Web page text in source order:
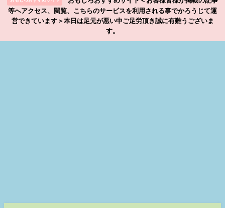
等へアクセス、閲覧、こちらのサービスを利用される事でかろうじて運
営できています＞本日は足元が悪い中ご足労頂き誠に有難うございま
す。